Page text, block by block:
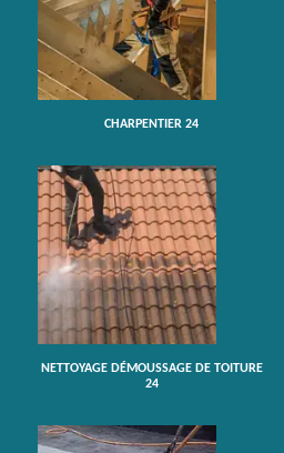
CHARPENTIER 24
NETTOYAGE DÉMOUSSAGE DE TOITURE
24